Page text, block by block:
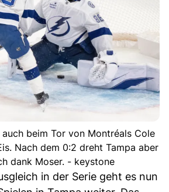
beim Tor von Montréals Cole
Nach dem 0:2 dreht Tampa aber
dank Moser. - keystone
in der Serie geht es nun